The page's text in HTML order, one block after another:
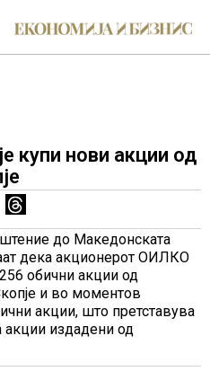
купи нови акции од
до Македонската
дека акционерот ОИЛКО
обични акции од
и во моментов
акции, што претставува
акции издадени од